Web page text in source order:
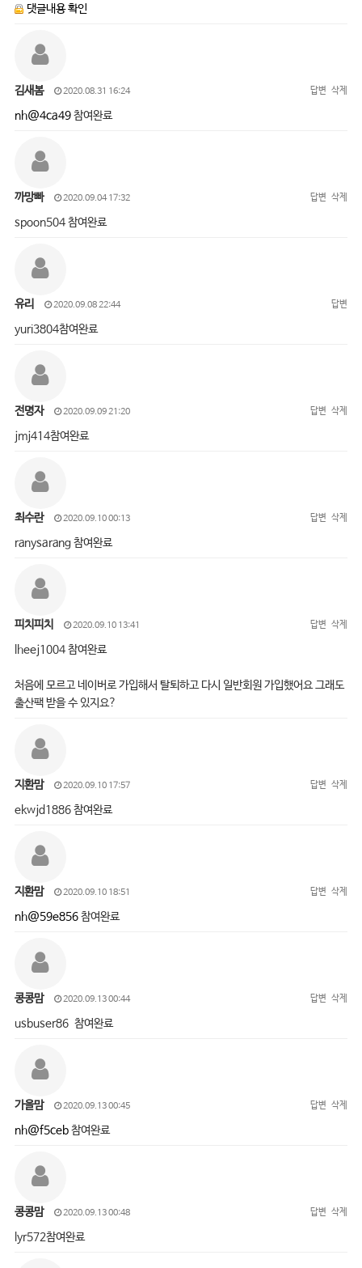
댓글내용 확인
김새봄 2020.08.31 16:24 답변 삭제
nh@4ca49참여완료
까망빠 2020.09.04 17:32 답변 삭제
spoon504 참여완료
유리 2020.09.08 22:44 답변
yuri3804참여완료
전명자 2020.09.09 21:20 답변 삭제
jmj414참여완료
최수란 2020.09.10 00:13 답변 삭제
ranysarang 참여완료
피치피치 2020.09.10 13:41 답변 삭제
lheej1004 참여완료
처음에 모르고 네이버로 가입해서 탈퇴하고 다시 일반회원 가입했어요 그래도
출산팩 받을 수 있지요?
지환맘 2020.09.10 17:57 답변 삭제
ekwjd1886 참여완료
지환맘 2020.09.10 18:51 답변 삭제
nh@59e856참여완료
콩콩맘 2020.09.13 00:44 답변 삭제
usbuser86 참여완료
가을맘 2020.09.13 00:45 답변 삭제
nh@f5ceb참여완료
콩콩맘 2020.09.13 00:48 답변 삭제
lyr572참여완료